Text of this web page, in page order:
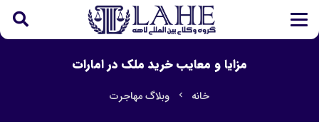
مزایا و معایب خرید ملک در امارات
خانه chevron_left وبلاگ مهاجرت